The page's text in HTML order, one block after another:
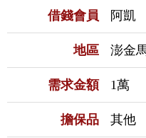
借錢會員 阿凱
地區 澎金
需求金額 1萬
擔保品 其他